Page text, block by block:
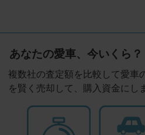
あなたの愛車、今いくら？
複数社の査定額を比較して愛車
を賢く売却して、購入資金にし